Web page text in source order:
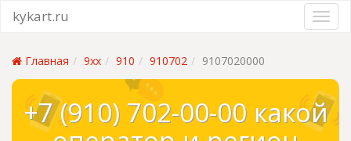
kykart.ru
Главная 9xx 910 910702 9107020000
+7 (910) 702-00-00 какой